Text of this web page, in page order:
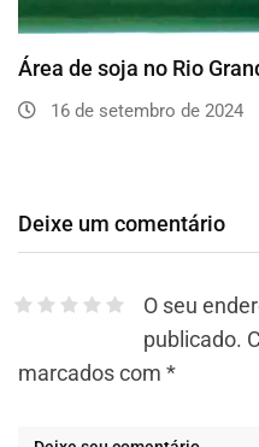
Área de soja no Rio
16 de setembro de 2024
Deixe um comentário
O seu
publicado.
marcados com *